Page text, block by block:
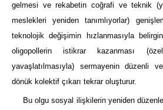
gelmesi ve rekabetin coğrafi ve teknik
meslekleri yeniden tanımlıyorlar)
teknolojik değişimin hızlanmasıyla
oligopollerin istikrar kazanması
yavaşlatılmasıyla) sermayenin düzenli
dönük kolektif çıkarı tekrar oluşturur.
Bu olgu sosyal ilişkilerin yeniden